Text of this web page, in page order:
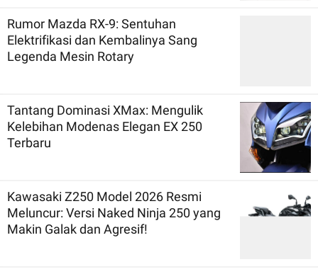
Rumor Mazda RX-9: Sentuhan
Elektrifikasi dan Kembalinya Sang
Legenda Mesin Rotary
Tantang Dominasi XMax: Mengulik
Kelebihan Modenas Elegan EX 250
Terbaru
Kawasaki Z250 Model 2026 Resmi
Meluncur: Versi Naked Ninja 250 yang
Makin Galak dan Agresif!